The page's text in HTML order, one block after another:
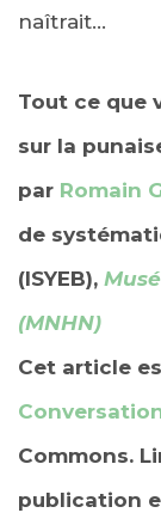
naîtrait…
Tout ce que
sur la
par Romain
de
(ISYEB),
(MNHN)
Cet article
Commons.
publication